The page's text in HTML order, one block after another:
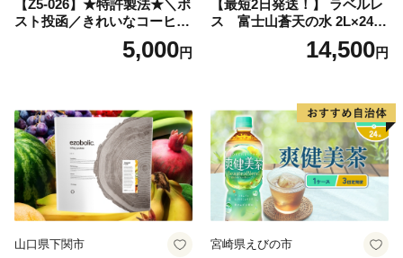
【Z5-026】★特許製法★＼ポ
スト投函／きれいなコーヒー
ドリップバッグ9種セット(18
袋)ゆうパケットでお届け！
5,000円
【最短2日発送！】 ラベルレ
ス 富士山蒼天の水 2L×24本
（4ケース）※離島不可 天然
水 ミネラルウォーター 水 ペ
産 シリカ ミネラル 美容 備蓄
防災 長期保存 富士山 山梨県
忍野村
14,500円
山口県下関市 宮崎県えびの市